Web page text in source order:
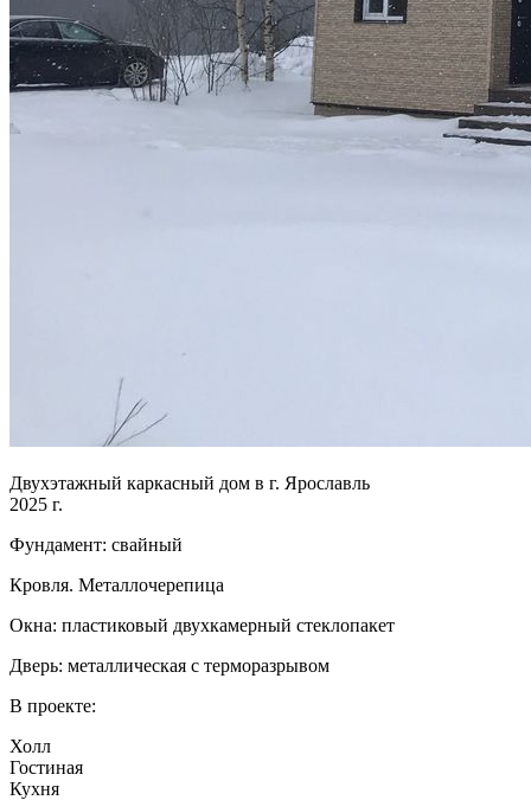
Двухэтажный каркасный дом в г. Ярославль
2025 г.
Фундамент: свайный
Кровля. Металлочерепица
Окна: пластиковый двухкамерный стеклопакет
Дверь: металлическая с терморазрывом
В проекте:
Холл
Гостиная
Кухня